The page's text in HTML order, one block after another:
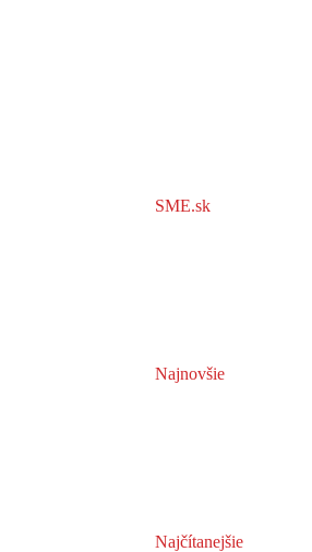
SME.sk
Najnovšie
Najčítanejšie